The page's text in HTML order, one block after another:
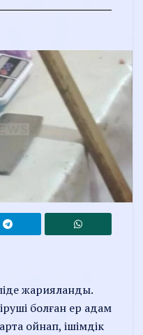
жарияланды.
болған ер адам
ойнап, ішімдік